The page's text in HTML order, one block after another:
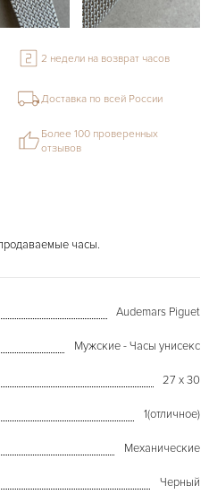
часы.
Audemars Piguet
Мужские - Часы унисекс
27 x 30
1(отличное)
Механические
Черный
2 недели на возврат часов
Доставка по всей России
Более 100 проверенных
отзывов